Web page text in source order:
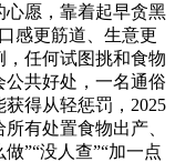
心愿，靠着起早贪黑
感更筋道、生意更
任何试图挑和食物
共好处，一名通俗
得从轻惩罚，2025
有处置食物出产、
”“没人查”“加一点